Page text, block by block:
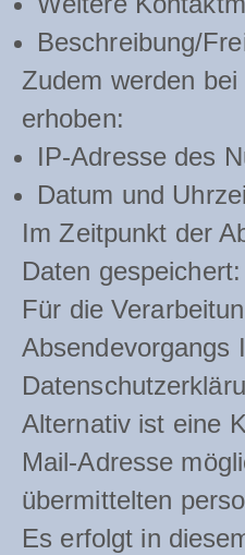
Beschreibung/
Zudem werden
erhoben:
IP-Adresse des
Datum und
Im Zeitpunkt der
Daten gespeichert:
Für die
Absendevorgangs
Alternativ ist eine
Mail-Adresse
übermittelten
Es erfolgt in